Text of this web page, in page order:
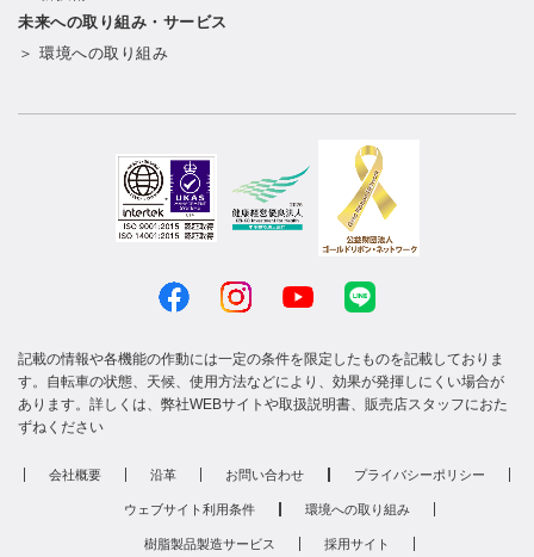
未来への取り組み・サービス
＞ 環境への取り組み
記載の情報や各機能の作動には一定の条件を限定したものを記載しておりま
す。自転車の状態、天候、使用方法などにより、効果が発揮しにくい場合が
あります。詳しくは、弊社WEBサイトや取扱説明書、販売店スタッフにおた
ずねください
会社概要 沿革 お問い合わせ プライバシーポリシー
ウェブサイト利用条件 環境への取り組み
樹脂製品製造サービス 採用サイト